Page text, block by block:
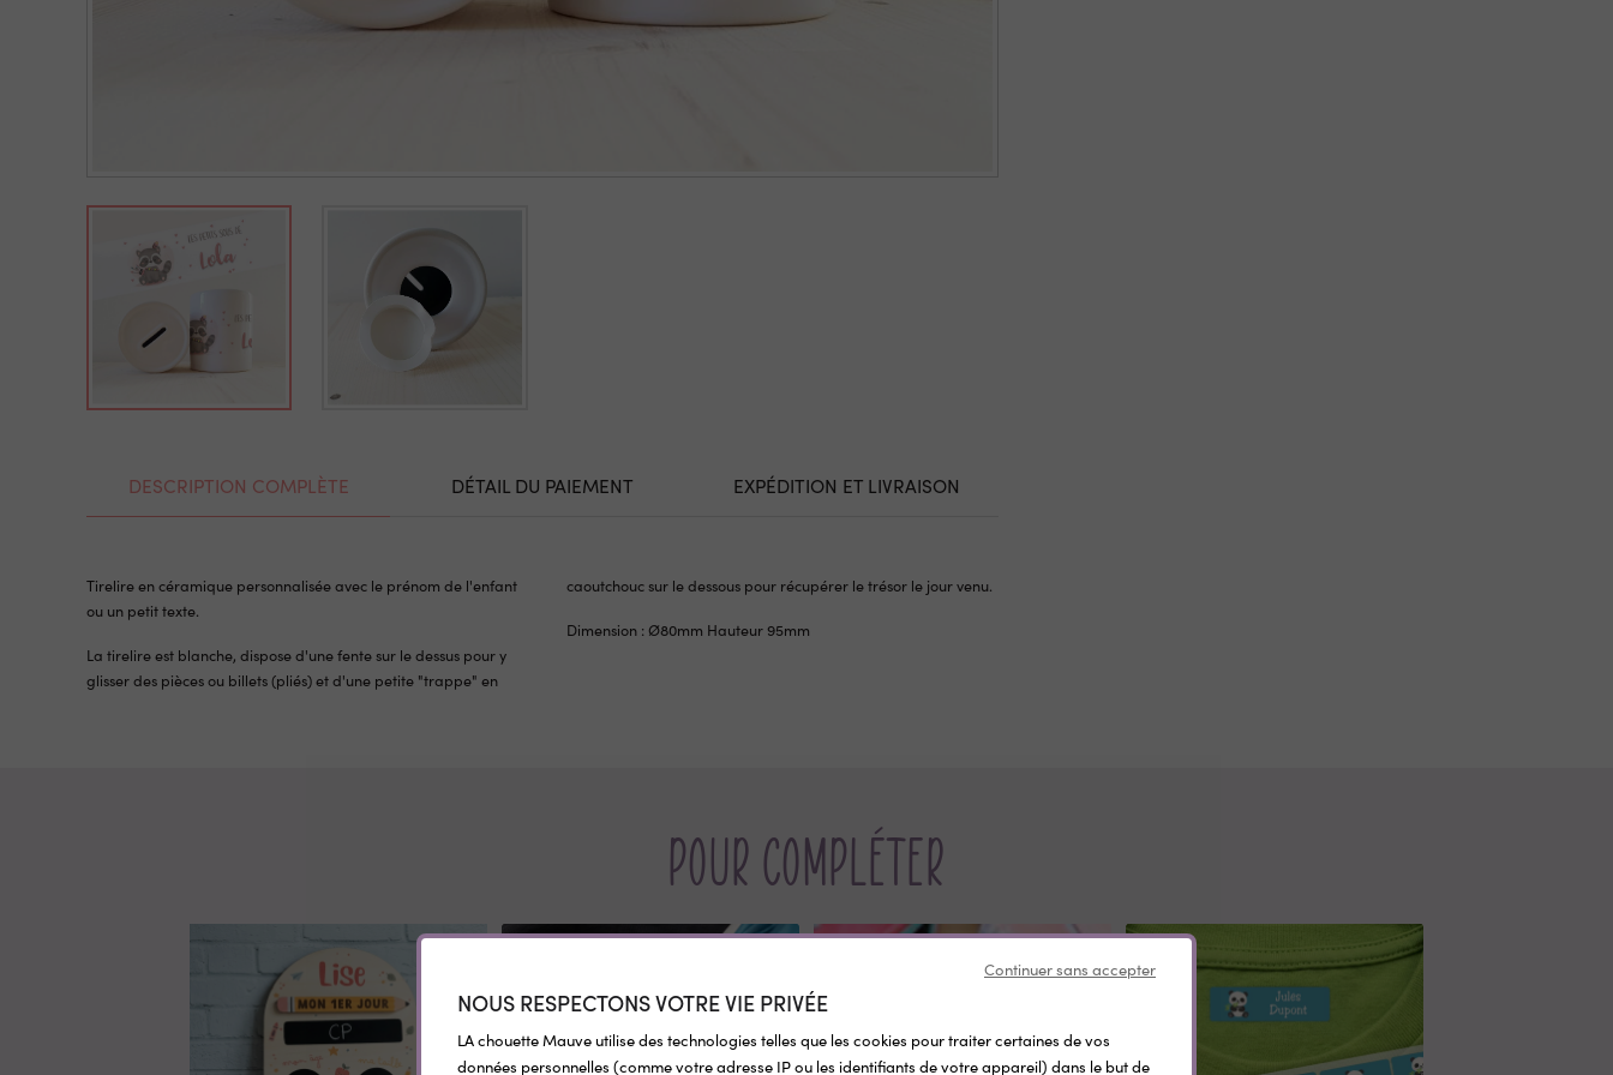
DESCRIPTION COMPLÈTE DÉTAIL DU PAIEMENT EXPÉDITION ET LIVRAISON
Tirelire en céramique personnalisée avec le prénom de l'enfant
ou un petit texte.
La tirelire est blanche, dispose d'une fente sur le dessus pour y
glisser des pièces ou billets (pliés) et d'une petite "trappe" en
caoutchouc sur le dessous pour récupérer le trésor le jour venu.
Dimension : Ø80mm Hauteur 95mm
Pour compléter
Continuer sans accepter
NOUS RESPECTONS VOTRE VIE PRIVÉE
LA chouette Mauve utilise des technologies telles que les cookies pour traiter certaines de vos
données personnelles (comme votre adresse IP ou les identifiants de votre appareil) dans le but de